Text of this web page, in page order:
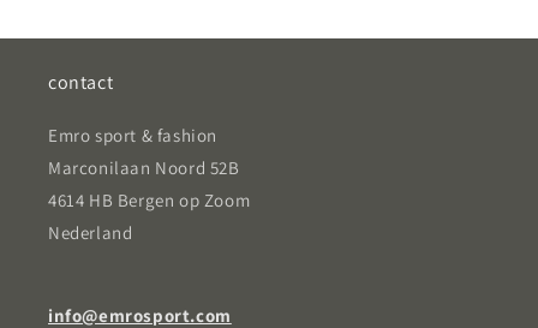
contact
Emro sport & fashion
Marconilaan Noord 52B
4614 HB Bergen op Zoom
Nederland
info@emrosport.com